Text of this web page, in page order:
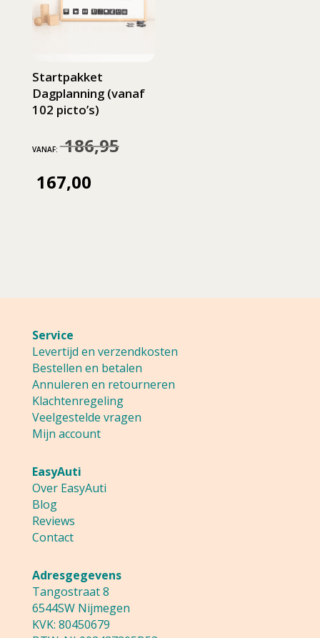
Startpakket
Dagplanning (vanaf
102 picto’s)
VANAF: 186,95Oorspronkelijke
167,00Huidige
Service
Levertijd en verzendkosten
Bestellen en betalen
Annuleren en retourneren
Klachtenregeling
Veelgestelde vragen
Mijn account
EasyAuti
Over EasyAuti
Blog
Reviews
Contact
Adresgegevens
Tangostraat 8
6544SW Nijmegen
KVK: 80450679